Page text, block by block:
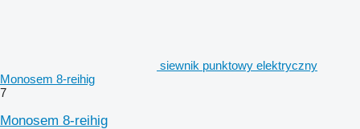
siewnik punktowy elektryczny
Monosem 8-reihig
7
Monosem 8-reihig